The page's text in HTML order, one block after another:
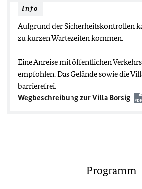
Info
Aufgrund der Sicherheitskontrollen
zu kurzen Wartezeiten kommen.
Eine Anreise mit öffentlichen
empfohlen. Das Gelände sowie die
barrierefrei.
Wegbeschreibung zur Villa Borsig
Programm